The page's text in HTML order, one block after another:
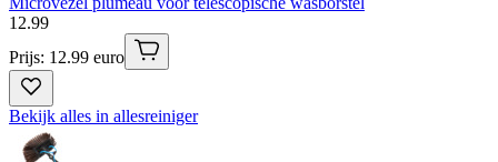
12.99
Prijs: 12.99 euro
Bekijk alles in allesreiniger